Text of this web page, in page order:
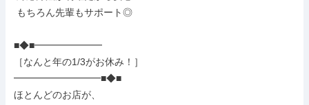
■◆■━━━━━━━
［なんと年の1/3がお休み！］
━━━━━━━━━■◆■
ほとんどのお店が、